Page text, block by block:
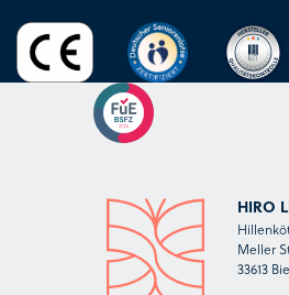
HIRO
Meller
33613